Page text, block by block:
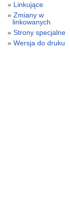
Linkujące
Zmiany w
linkowanych
Strony specjalne
Wersja do druku